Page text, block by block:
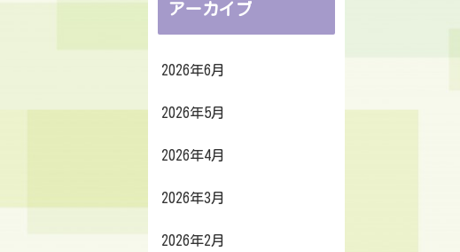
アーカイブ
2026年6月
2026年5月
2026年4月
2026年3月
2026年2月